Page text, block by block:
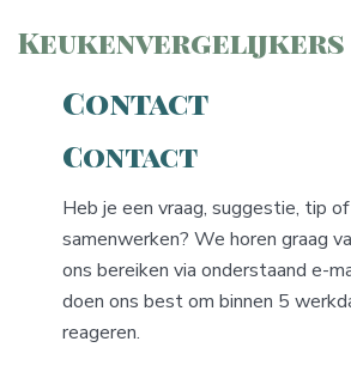
Keukenvergelijkers
Contact
Contact
Heb je een vraag, suggestie, tip
samenwerken? We horen graag
ons bereiken via onderstaand e-
doen ons best om binnen 5
reageren.